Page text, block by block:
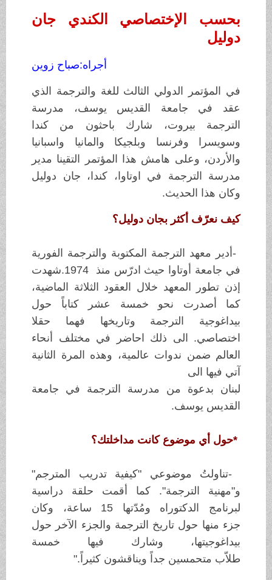
بحسب الإختصاصي الكندي جان
دوليل
أجراه: صباح زوين
في المؤتمر الدولي الثالث للغة والترجمة الذي
عقد في جامعة
القديس يوسف، مدرسة
الترجمة بيروت، شارك باحثون من كندا
وسويسرا وفرنسا وبلجيكا
والمانيا واسبانيا
والأردن، وعلى هامش هذا المؤتمر التقينا مدير
مدرسة الترجمة في اوتاوا، كندا، جان دوليل
وكان هذا الحديث.
كيف نعرّف أكثر بجان دوليل؟
أدير معهد الترجمة المكتوبة والترجمة الفورية
في جامعة أوتاوا حيث ادرّس منذ .1974شهدت
إذن تطور المعهد خلال العقود الثلاثة الماضية،
كما أصدرت
نحو خمسة
عشر كتاباً حول
بيداغوجية الترجمة وتاريخها فهما حقلا
اختصاصي. الى ذلك احاضر في مختلف أنحاء
العالم ضمن ندوات عالمية، وهذه المرة الثانية
آتي فيها الى
لبنان بدعوة من مدرسة الترجمة في جامعة
القديس يوسف.
حول أي موضوع كانت مداخلتك؟
تناولتُ موضوعي "كيفية تدريب المترجم"
و"مهنية
الترجمة". كما أقمت حلقة
دراسية
لبرنامج الدكتوراه ومُدّتها 15 ساعة، وكان
جزء منها حول تاريخ الترجمة والجزء الآخر حول
بيداغوجيتها، وشارك فيها خمسة
طلاّب متحمسين جداً ويناقشون كثيراً".